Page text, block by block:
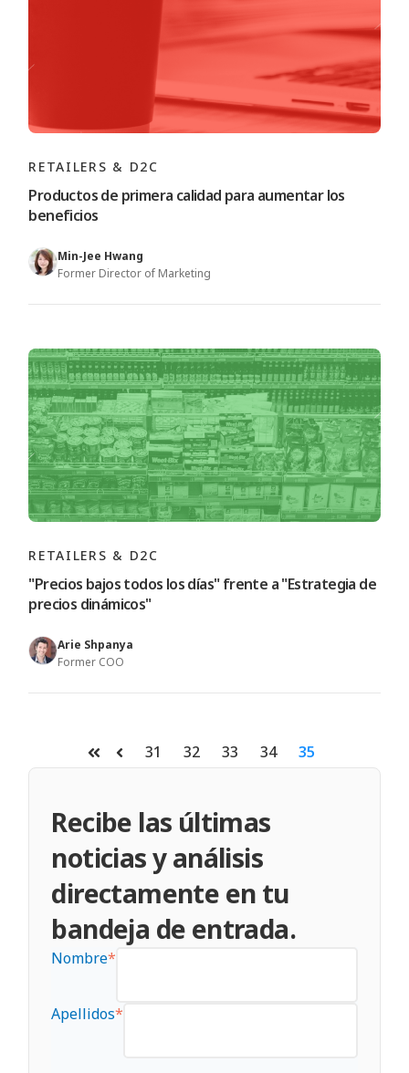
RETAILERS & D2C
Productos de primera calidad para aumentar los
beneficios
Min-Jee Hwang
Former Director of Marketing
RETAILERS & D2C
"Precios bajos todos los días" frente a "Estrategia de
precios dinámicos"
Arie Shpanya
Former COO
Primera
Anterior
31 32 33 34 35
Recibe las últimas
noticias y análisis
directamente en tu
bandeja de entrada.
Nombre*
Apellidos*